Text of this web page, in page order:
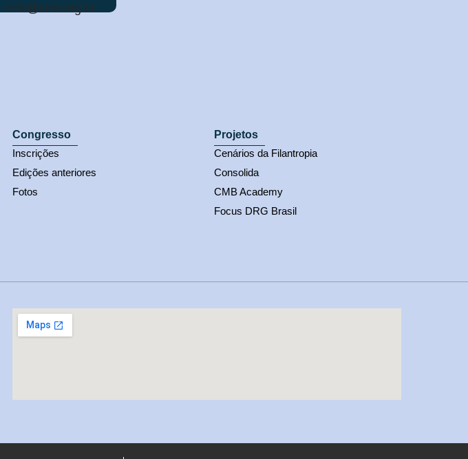
cmb@cmb.org.br
Congresso
Inscrições
Edições anteriores
Fotos
Projetos
Cenários da Filantropia
Consolida
CMB Academy
Focus DRG Brasil